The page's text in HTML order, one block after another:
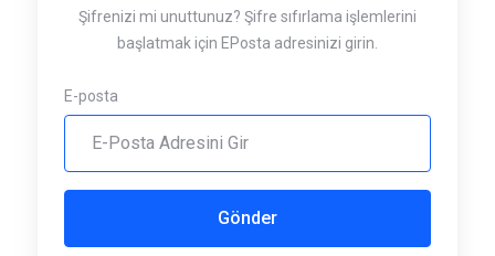
Şifrenizi mi unuttunuz? Şifre sıfırlama işlemlerini
başlatmak için EPosta adresinizi girin.
E-posta
Gönder